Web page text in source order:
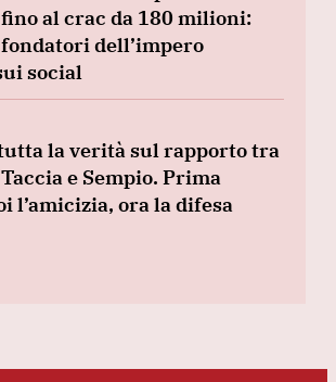
al crac da 180 milioni:
dell’impero
social
la verità sul rapporto tra
e Sempio. Prima
l’amicizia, ora la difesa